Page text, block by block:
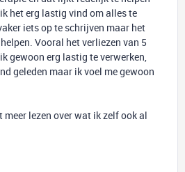
het erg lastig vind om alles te
iets op te schrijven maar het
Vooral het verliezen van 5
gewoon erg lastig te verwerken,
geleden maar ik voel me gewoon
meer lezen over wat ik zelf ook al